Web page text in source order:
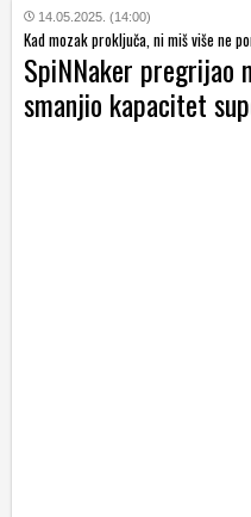
14.05.2025. (14:00)
Kad mozak proključa, ni miš više ne
SpiNNaker pregrijao
smanjio kapacitet